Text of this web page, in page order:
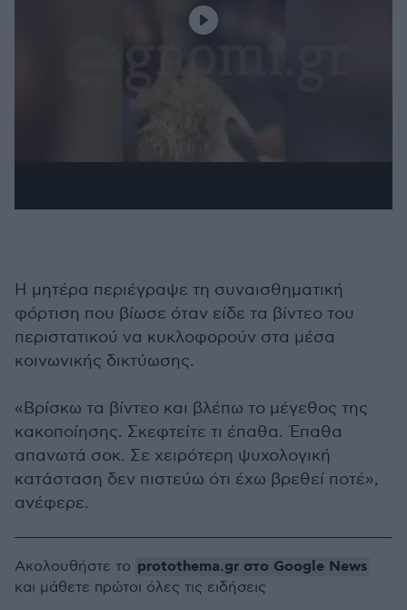
Η μητέρα περιέγραψε τη συναισθηματική
φόρτιση που βίωσε όταν είδε τα βίντεο του
περιστατικού να κυκλοφορούν στα μέσα
κοινωνικής δικτύωσης.
«Βρίσκω τα βίντεο και βλέπω το μέγεθος της
κακοποίησης. Σκεφτείτε τι έπαθα. Έπαθα
απανωτά σοκ. Σε χειρότερη ψυχολογική
κατάσταση δεν πιστεύω ότι έχω βρεθεί ποτέ»,
ανέφερε.
Ακολουθήστε το protothema.gr στο Google News
και μάθετε πρώτοι όλες τις ειδήσεις